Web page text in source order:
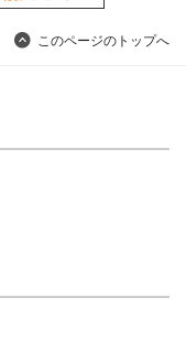
このページのトップへ